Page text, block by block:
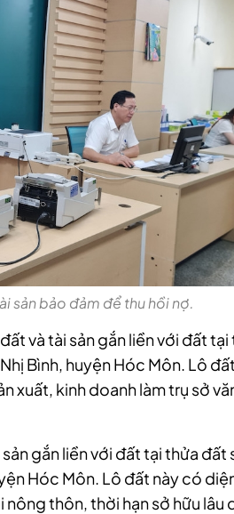
sản bảo đảm để thu hồi nợ.
và tài sản gắn liền với đất tại
Bình, huyện Hóc Môn. Lô
xuất, kinh doanh làm trụ sở
gắn liền với đất tại thửa đất
Hóc Môn. Lô đất này có
thôn, thời hạn sở hữu lâu